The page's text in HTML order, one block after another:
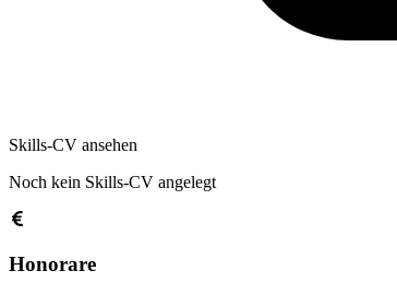
Skills-CV ansehen
Noch kein Skills-CV angelegt
Honorare